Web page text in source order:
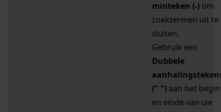
minteken (-) om
zoektermen uit te
sluiten.
Gebruik een
Dubbele
(" ") aan het begin
en einde van uw